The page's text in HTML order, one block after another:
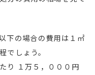
下の場合の費用は１㎡
でしょう。
り １万５，０００円